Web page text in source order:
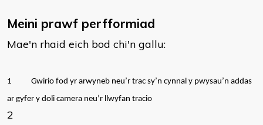
Meini prawf perfformiad
Mae'n rhaid eich bod chi'n gallu:
1
Gwirio fod yr arwyneb neu’r trac sy’n cynnal y pwysau’n addas
ar gyfer y doli camera neu’r llwyfan tracio
2